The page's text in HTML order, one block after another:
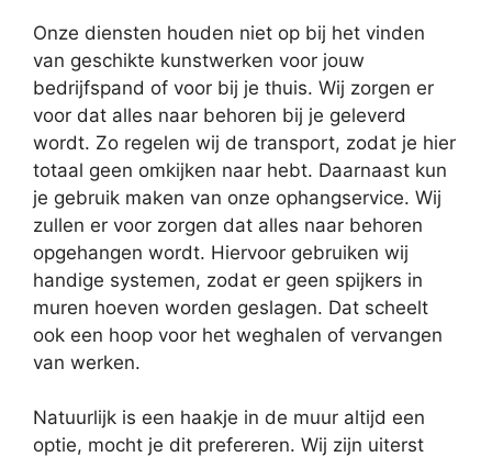
Onze diensten houden niet op bij het vinden
van geschikte kunstwerken voor jouw
bedrijfspand of voor bij je thuis. Wij zorgen er
voor dat alles naar behoren bij je geleverd
wordt. Zo regelen wij de transport, zodat je hier
totaal geen omkijken naar hebt. Daarnaast kun
je gebruik maken van onze ophangservice. Wij
zullen er voor zorgen dat alles naar behoren
opgehangen wordt. Hiervoor gebruiken wij
handige systemen, zodat er geen spijkers in
muren hoeven worden geslagen. Dat scheelt
ook een hoop voor het weghalen of vervangen
van werken.
Natuurlijk is een haakje in de muur altijd een
optie, mocht je dit prefereren. Wij zijn uiterst